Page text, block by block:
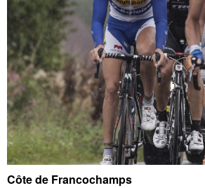
Côte de Francochamps